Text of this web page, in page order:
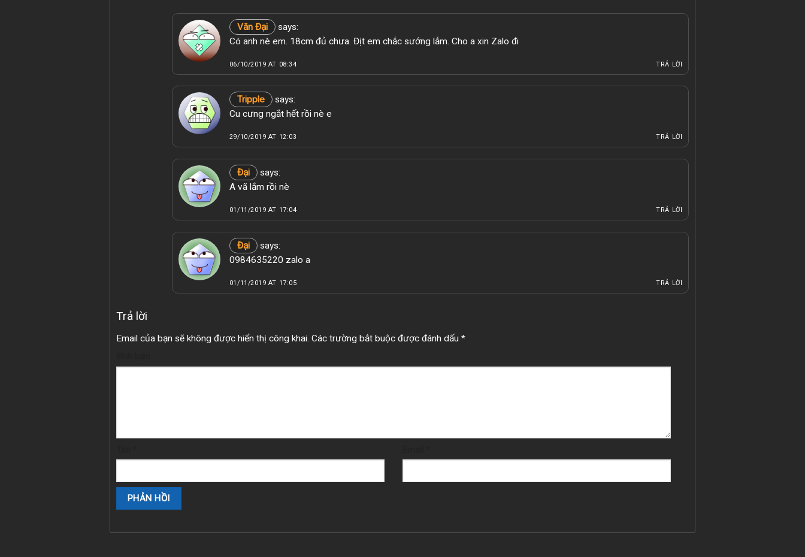
Văn Đại
says:
Có anh nè em. 18cm đủ chưa. Địt em chắc sướng lắm. Cho a xin Zalo đi
06/10/2019 AT 08:34 TRẢ LỜI
Tripple
says:
Cu cưng ngắt hết rồi nè e
29/10/2019 AT 12:03 TRẢ LỜI
Đại
says:
A vã lắm rồi nè
01/11/2019 AT 17:04 TRẢ LỜI
Đại
says:
0984635220 zalo a
01/11/2019 AT 17:05 TRẢ LỜI
Trả lời
Email của bạn sẽ không được hiển thị công khai. Các trường bắt buộc được đánh dấu *